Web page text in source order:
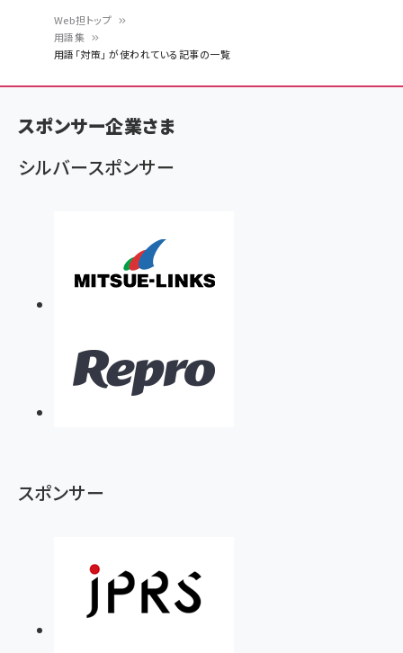
ン
く
ず
Web担トップ
用語集
用語「対策」 が使われている記事の一覧
スポンサー企業さま
シルバースポンサー
スポンサー